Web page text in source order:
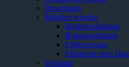
Downloads
Mitglied werden
Beitrittserklärung
Beitragsordnung
Förderzusage
Erklärung zum
Vorstand